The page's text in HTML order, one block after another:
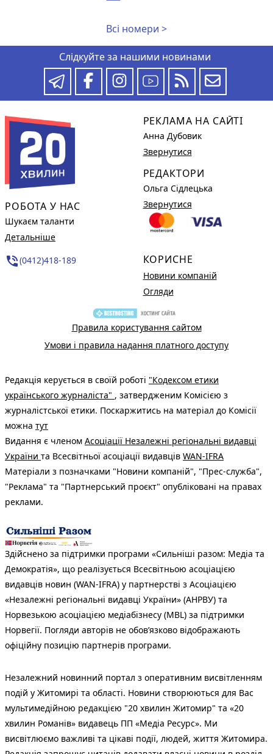
Всі номери >
Слідкуйте за нашими новинами
РОБОТА У НАС
Шукаєм таланти
Детальніше
phone_in_talk(0412)418-189
РЕКЛАМА НА САЙТІ
Анна Дубовик
Звернутися
РЕДАКТОРИ
Ольга Сідлецька
Звернутися
КОРИСНЕ
Новини компаній
Огляди
Правила користування сайтом
Умови і правила надання платного доступу
Редакція керується в своїй роботі "Кодексом етики
українського журналіста" , затвердженим Комісією з
журналістської етики. Поскаржитись на матеріал до Комісії
можна тут
Видання є членом Асоціації Незалежні регіональні видавці
України та Всесвітньої асоціації видавців WAN-IFRA
Матеріали з позначками "Новини компаній", "Прес-служба",
"Реклама" та "Партнерський проєкт" опубліковані на правах
реклами.
Здійснено за підтримки програми «Сильніші разом: Медіа та
Демократія», що реалізується Всесвітньою асоціацією
видавців новин (WAN-IFRA) у партнерстві з Асоціацією
«Незалежні регіональні видавці України» (АНРВУ) та
Норвезькою асоціацією медіабізнесу (MBL) за підтримки
Норвегії. Погляди авторів не обов’язково відображають
офіційну позицію партнерів програми.
Незалежний новинний портал з оперативним висвітленням
подій у Житомирі та області. Новини створюються для Вас
мультимедійною редакцією "20 хвилин Житомир" та «20
хвилин Романів» видавець ПП «Медіа Ресурс». Ми
висвітлюємо важливі та цікаві події, людей, життя Житомира.